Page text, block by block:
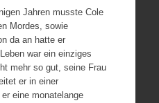
Jahren musste Cole
Mordes, sowie
da an hatte er
war ein einziges
mehr so gut, seine Frau
er in einer
eine monatelange